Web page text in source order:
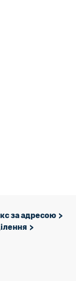
за адресою